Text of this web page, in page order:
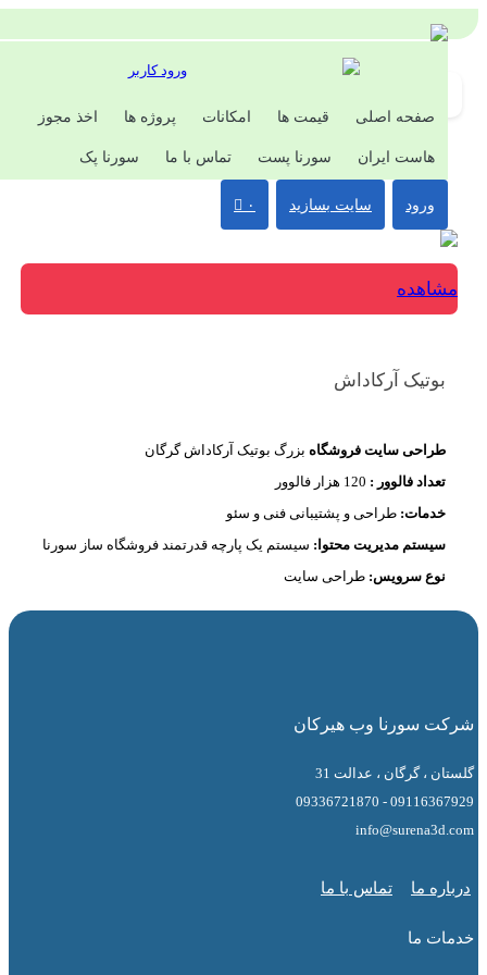
ورود کاربر
صفحه اصلی قیمت ها امکانات پروژه ها اخذ مجوز
هاست ایران سورنا پست تماس با ما سورنا پک
سایت بسازید ۰
آرکاداش
سایت فروشگاهبزرگ بوتیک آرکاداش گرگان
فالوور : 120 هزار فالوور
طراحی و پشتیبانی فنی و سئو
مدیریت محتوا:سیستم یک پارچه قدرتمند فروشگاه ساز سورنا
سرویس:طراحی سایت
سورنا وب هیرکان
، گرگان ، عدالت 31
09116367929 -
ما تماس با ما
ما